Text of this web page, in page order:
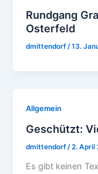
Rundgang
Osterfeld
dmittendorf /13.
Allgemein
Geschützt:
dmittendorf/2. April
Es gibt keinen